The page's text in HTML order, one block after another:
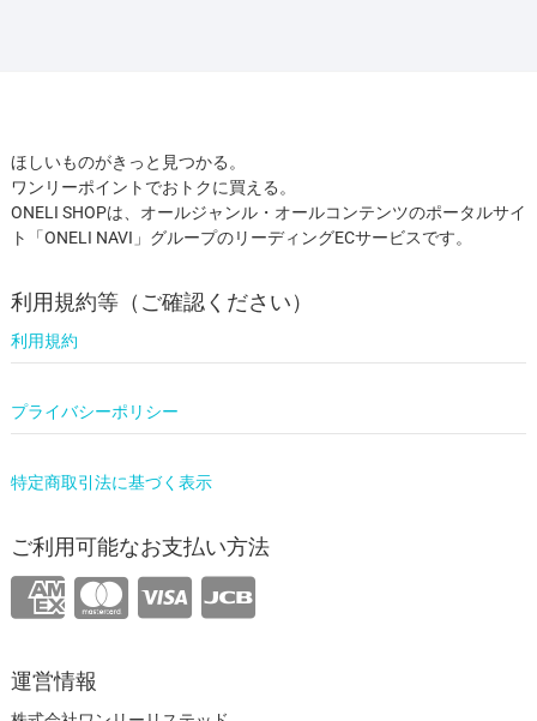
ほしいものがきっと見つかる。
ワンリーポイントでおトクに買える。
ONELI SHOPは、オールジャンル・オールコンテンツのポータルサイ
ト「ONELI NAVI」グループのリーディングECサービスです。
利用規約等（ご確認ください）
利用規約
プライバシーポリシー
特定商取引法に基づく表示
ご利用可能なお支払い方法
運営情報